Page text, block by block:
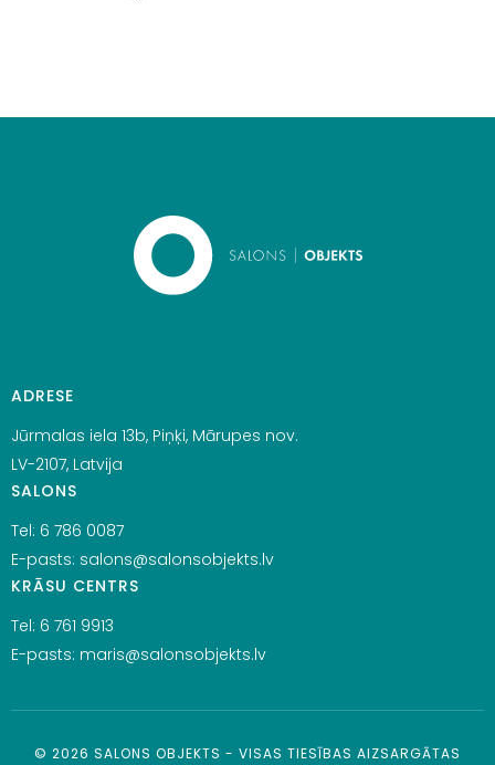
ADRESE
Jūrmalas iela 13b, Piņķi, Mārupes nov.
LV-2107, Latvija
SALONS
Tel: 6 786 0087
E-pasts: salons@salonsobjekts.lv
KRĀSU CENTRS
Tel: 6 761 9913
E-pasts: maris@salonsobjekts.lv
© 2026 SALONS OBJEKTS - VISAS TIESĪBAS AIZSARGĀTAS